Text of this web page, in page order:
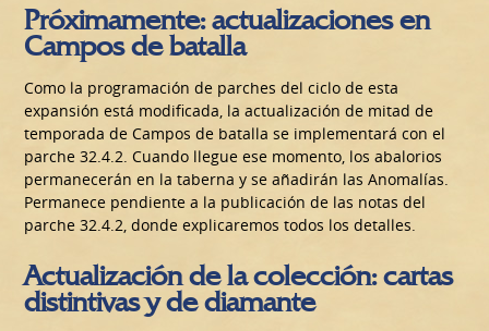
Próximamente: actualizaciones en
Campos de batalla
Como la programación de parches del ciclo de esta
expansión está modificada, la actualización de mitad de
temporada de Campos de batalla se implementará con el
parche 32.4.2. Cuando llegue ese momento, los abalorios
permanecerán en la taberna y se añadirán las Anomalías.
Permanece pendiente a la publicación de las notas del
parche 32.4.2, donde explicaremos todos los detalles.
Actualización de la colección: cartas
distintivas y de diamante